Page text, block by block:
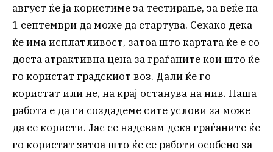
август ќе ја користиме за тестирање, за веќе на
1 септември да може да стартува. Секако дека
ќе има исплатливост, затоа што картата ќе е со
доста атрактивна цена за граѓаните кои што ќе
го користат градскиот воз. Дали ќе го
користат или не, на крај останува на нив. Наша
работа е да ги создадеме сите услови за може
да се користи. Јас се надевам дека граѓаните ќе
го користат затоа што ќе се работи особено за